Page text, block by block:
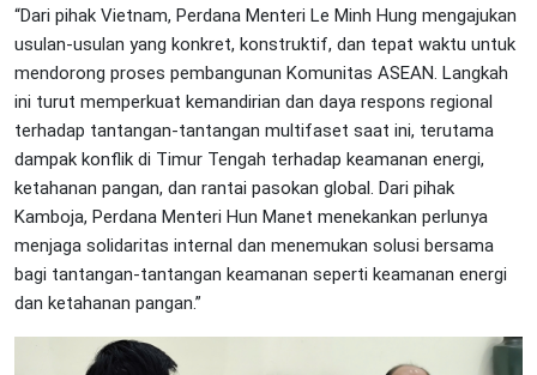
“Dari pihak Vietnam, Perdana Menteri Le Minh Hung mengajukan
usulan-usulan yang konkret, konstruktif, dan tepat waktu untuk
mendorong proses pembangunan Komunitas ASEAN. Langkah
ini turut memperkuat kemandirian dan daya respons regional
terhadap tantangan-tantangan multifaset saat ini, terutama
dampak konflik di Timur Tengah terhadap keamanan energi,
ketahanan pangan, dan rantai pasokan global. Dari pihak
Kamboja, Perdana Menteri Hun Manet menekankan perlunya
menjaga solidaritas internal dan menemukan solusi bersama
bagi tantangan-tantangan keamanan seperti keamanan energi
dan ketahanan pangan.”